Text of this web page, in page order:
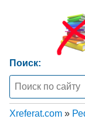
Поиск:
Xreferat.com »